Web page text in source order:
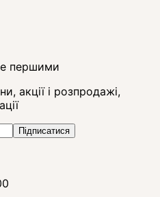
першими
акції і розпродажі,
Підписатися